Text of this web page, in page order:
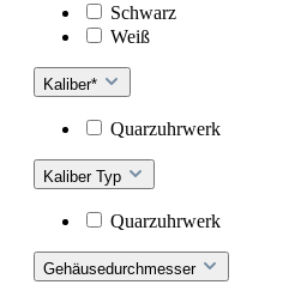
Schwarz
Weiß
Kaliber*
Quarzuhrwerk
Kaliber Typ
Quarzuhrwerk
Gehäusedurchmesser